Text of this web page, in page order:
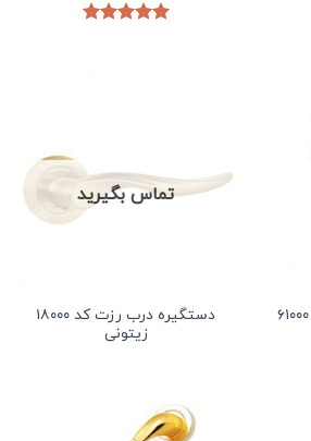
دستگیره درب پلاک کد ۶۱۰۰۰
تماس بگیرید
دستگیره درب رزت کد ۱۸۰۰۰
زیتونی